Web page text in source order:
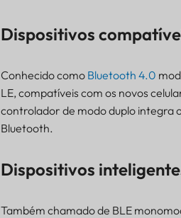
Dispositivos
Conhecido como Bluetooth 4.0
LE, compatíveis com os novos
controlador de modo duplo integra
Bluetooth.
Dispositivos
Também chamado de BLE